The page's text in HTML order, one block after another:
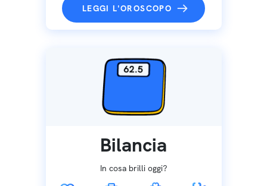
LEGGI L'OROSCOPO
Bilancia
In cosa brilli oggi?